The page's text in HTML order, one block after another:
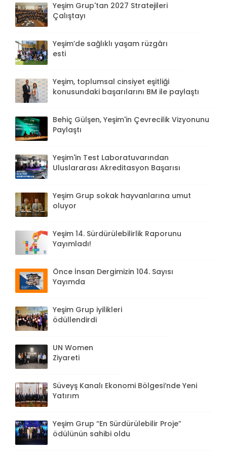
Yeşim Grup'tan 2027 Stratejileri
Çalıştayı
Yeşim’de sağlıklı yaşam rüzgârı
esti
Yeşim, toplumsal cinsiyet eşitliği
konusundaki başarılarını BM ile paylaştı
Behiç Gülşen, Yeşim'in Çevrecilik Vizyonunu
Paylaştı
Yeşim'in Test Laboratuvarından
Uluslararası Akreditasyon Başarısı
Yeşim Grup sokak hayvanlarına umut
oluyor
Yeşim 14. Sürdürülebilirlik Raporunu
Yayımladı!
Önce İnsan Dergimizin 104. Sayısı
Yayımda
Yeşim Grup iyilikleri
ödüllendirdi
UN Women
Ziyareti
Süveyş Kanalı Ekonomi Bölgesi’nde Yeni
Yatırım
Yeşim Grup “En Sürdürülebilir Proje”
ödülünün sahibi oldu